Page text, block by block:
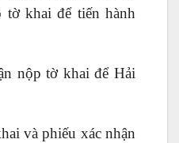
tờ khai để tiến hành
nộp tờ khai để Hải
và phiếu xác nhận